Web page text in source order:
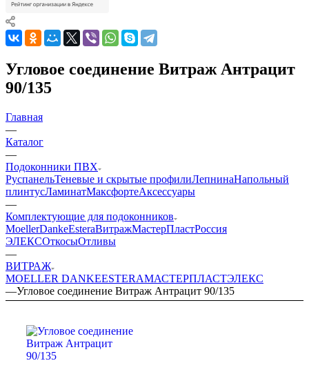
Угловое соединение Витраж Антрацит
90/135
Главная
—
Каталог
—
Подоконники ПВХ
РуспанельТеневые и скрытые профилиЛепнинаНапольный
плинтусЛаминатМаксфортеАксессуары
—
Комплектующие для подоконников
MoellerDankeEsteraВитражМастерПластРоссия
ЭЛЕКСОткосыОтливы
—
ВИТРАЖ
MOELLER DANKEESTERAМАСТЕРПЛАСТЭЛЕКС
—Угловое соединение Витраж Антрацит 90/135